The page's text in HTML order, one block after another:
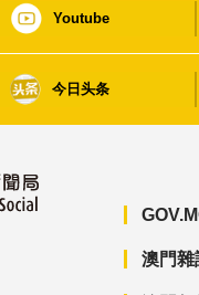
Youtube
今日头条
澳門雜